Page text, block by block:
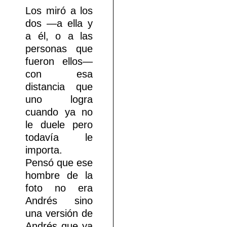
Los miró a los
dos —a ella y
a él, o a las
personas que
fueron ellos—
con esa
distancia que
uno logra
cuando ya no
le duele pero
todavía le
importa.
Pensó que ese
hombre de la
foto no era
Andrés sino
una versión de